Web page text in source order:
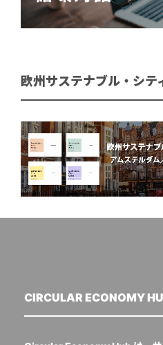
欧州サステナブル・シテ
CIRCULAR ECONOMY